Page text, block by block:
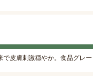
皮膚刺激穏やか。食品グレ